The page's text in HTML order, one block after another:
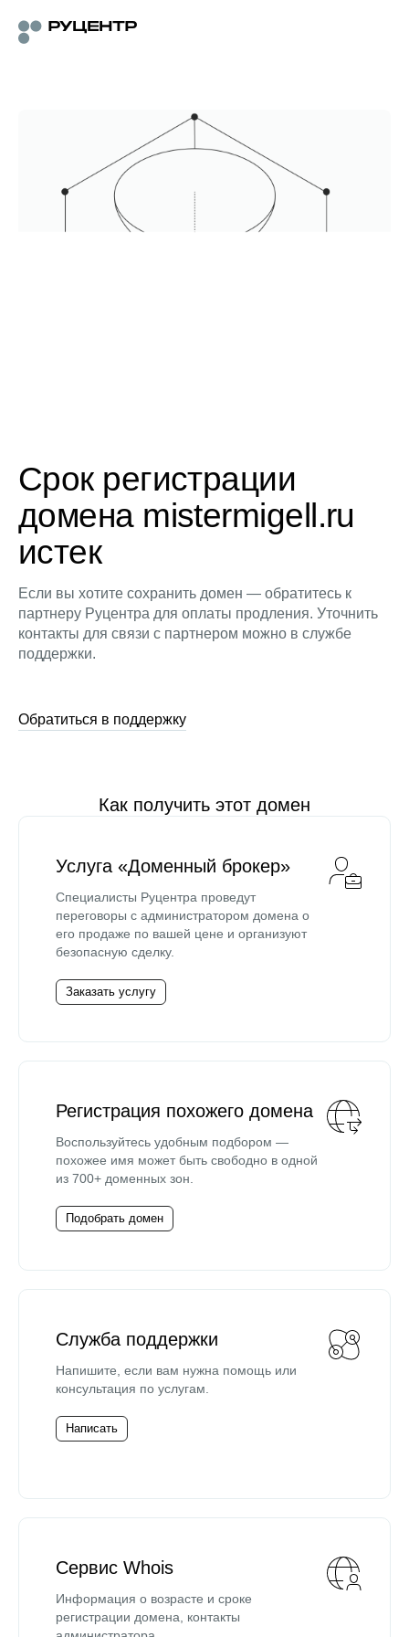
Срок регистрации
домена mistermigell.ru
истек
Если вы хотите сохранить домен — обратитесь к
партнеру Руцентра для оплаты продления. Уточнить
контакты для связи с партнером можно в службе
поддержки.
Обратиться в поддержку
Как получить этот домен
Услуга «Доменный брокер»
Специалисты Руцентра проведут
переговоры с администратором домена о
его продаже по вашей цене и организуют
безопасную сделку.
Заказать услугу
Регистрация похожего домена
Воспользуйтесь удобным подбором —
похожее имя может быть свободно в одной
из 700+ доменных зон.
Подобрать домен
Служба поддержки
Напишите, если вам нужна помощь или
консультация по услугам.
Написать
Сервис Whois
Информация о возрасте и сроке
регистрации домена, контакты